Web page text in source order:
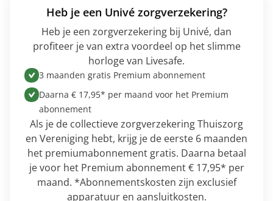
Heb je een Univé zorgverzekering?
Heb je een zorgverzekering bij Univé, dan
profiteer je van extra voordeel op het slimme
horloge van Livesafe.
3 maanden gratis Premium abonnement
Daarna € 17,95* per maand voor het Premium
abonnement
Als je de collectieve zorgverzekering Thuiszorg
en Vereniging hebt, krijg je de eerste 6 maanden
het premiumabonnement gratis. Daarna betaal
je voor het Premium abonnement € 17,95* per
maand. *Abonnementskosten zijn exclusief
apparatuur en aansluitkosten.